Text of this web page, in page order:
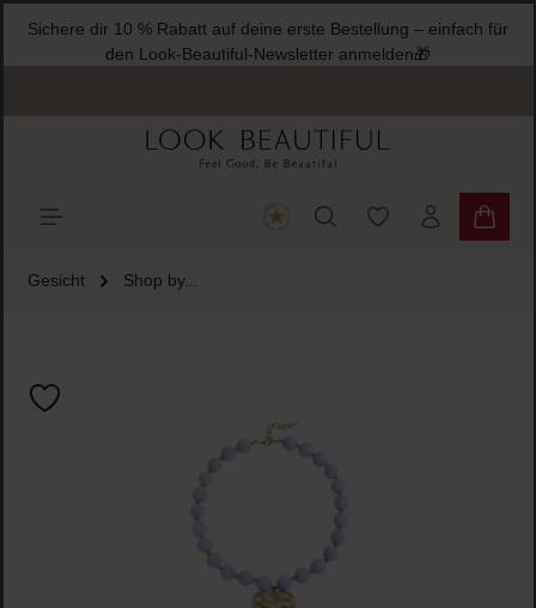
springen
Sichere dir 10 % Rabatt auf deine erste Bestellung – einfach für
den Look-Beautiful-Newsletter anmelden🎁
Du hast 0
Gesicht Shop by...